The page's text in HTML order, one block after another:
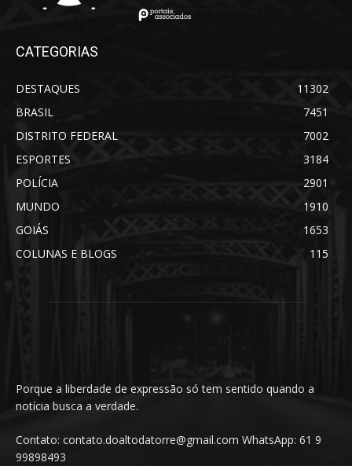
CATEGORIAS
DESTAQUES
11302
BRASIL
7451
DISTRITO FEDERAL
7002
ESPORTES
3184
POLÍCIA
2901
MUNDO
1910
GOIÁS
1653
COLUNAS E BLOGS
115
Porque a liberdade de expressão só tem sentido quando a
notícia busca a verdade.
Contato: contato.doaltodatorre@gmail.com WhatsApp: 61 9
99898493